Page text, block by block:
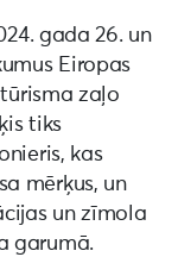
gada 26. un
Eiropas
zaļo
tiks
kas
mērķus, un
un zīmola
garumā.